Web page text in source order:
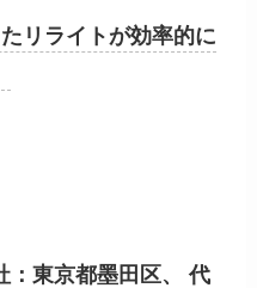
リライトが効率的に
：東京都墨田区、 代